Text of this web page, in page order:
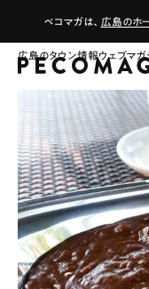
ペコマガは、 広島のホ
広島のタウン情報ウェブマ